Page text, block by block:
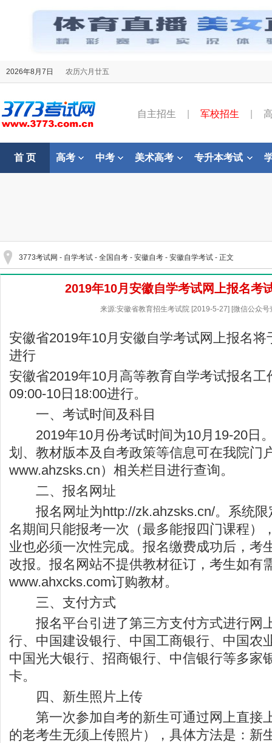
2026年8月7日 农历六月廿五
自主招生 军校招生
首 页 高考 中考 美术高考 专升本考试
3773考试网 - 自学考试 - 全国自考 - 安徽自考 - 安徽自学考试 - 正文
2019年10月安徽自学考试网上报名考
来源:安徽省教育招生考试院 [2019-5-27] [微信公众号
安徽省2019年10月安徽自学考试网上报名将
进行
安徽省2019年10月高等教育自学考试报名工
09:00-10日18:00进行。
一、考试时间及科目
2019年10月份考试时间为10月19-20日
划、教材版本及自考政策等信息可在我院门
www.ahzsks.cn）相关栏目进行查询。
二、报名网址
报名网址为http://zk.ahzsks.cn/。系统
名期间只能报考一次（最多能报四门课程）
业也必须一次性完成。报名缴费成功后，考
改报。报名网站不提供教材征订，考生如有
www.ahxcks.com订购教材。
三、支付方式
报名平台引进了第三方支付方式进行网
行、中国建设银行、中国工商银行、中国农
中国光大银行、招商银行、中信银行等多家
卡。
四、新生照片上传
第一次参加自考的新生可通过网上直接
的老考生无须上传照片），具体方法是：新